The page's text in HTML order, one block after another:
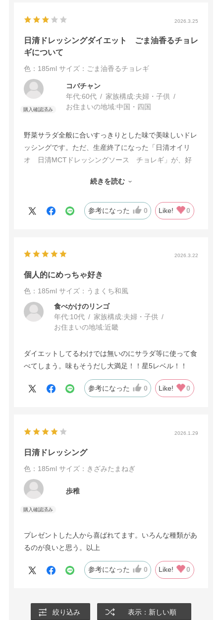
2026.3.25
日清ドレッシングダイエット ごま油香るチョレ
ギについて
色：185ml サイズ：ごま油香るチョレギ
コバチャン
年代:60代 家族構成:夫婦・子供
お住まいの地域:中国・四国
野菜サラダ全般に合いすっきりとした味で美味しいドレ
ッシングです。ただ、生産終了になった「日清オイリ
オ 日清MCTドレッシングソース チョレギ」が、好
思わしくないため、という理由でしたら、いたし方ない
続きを読む
参考になった 0 Like! 0
2026.3.22
個人的にめっちゃ好き
色：185ml サイズ：うまくち和風
食べかけのリンゴ
年代:10代 家族構成:夫婦・子供
お住まいの地域:近畿
ダイエットしてるわけでは無いのにサラダ等に使って食
べてしまう。味もそうだし大満足！！星5レベル！！
参考になった 0 Like! 0
2026.1.29
日清ドレッシング
色：185ml サイズ：きざみたまねぎ
歩稚
プレゼントした人から喜ばれてます。いろんな種類があ
るのが良いと思う。以上
参考になった 0 Like! 0
絞り込み 表示：新しい順